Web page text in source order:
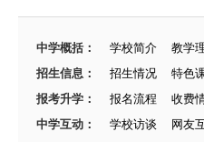
中学概括： 学校简介 教学
招生信息：
招生情况 特色
报考升学：
报名流程 收费
中学互动：
学校访谈 网友